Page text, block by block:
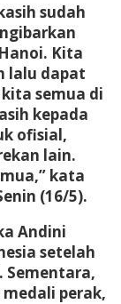
sudah
Kita
lalu dapat
semua di
kepada
ofisial,
lain.
kata
(16/5).
Andini
setelah
Sementara,
perak,